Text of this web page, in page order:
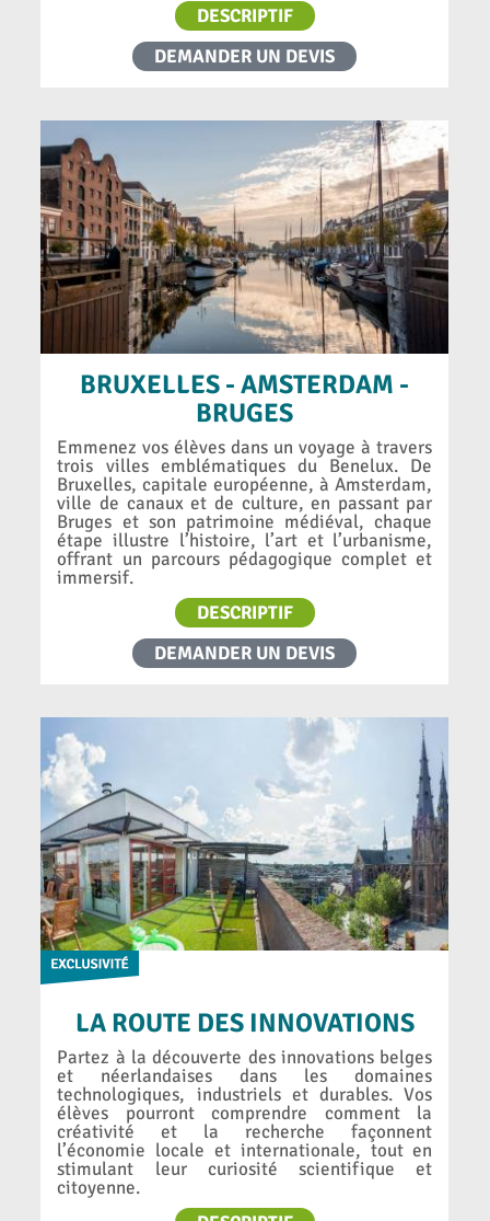
DESCRIPTIF
DEMANDER UN DEVIS
BRUXELLES - AMSTERDAM -
BRUGES
Emmenez vos élèves dans un voyage à travers
trois villes emblématiques du Benelux. De
Bruxelles, capitale européenne, à Amsterdam,
ville de canaux et de culture, en passant par
Bruges et son patrimoine médiéval, chaque
étape illustre l’histoire, l’art et l’urbanisme,
offrant un parcours pédagogique complet et
immersif.
DESCRIPTIF
DEMANDER UN DEVIS
LA ROUTE DES INNOVATIONS
Partez à la découverte des innovations belges
et néerlandaises dans les domaines
technologiques, industriels et durables. Vos
élèves pourront comprendre comment la
créativité et la recherche façonnent
l’économie locale et internationale, tout en
stimulant leur curiosité scientifique et
citoyenne.